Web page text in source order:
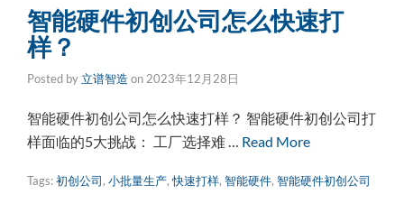
智能硬件初创公司怎么快速打
样？
Posted by 立谱智造 on 2023年12月28日
智能硬件初创公司怎么快速打样？ 智能硬件初创公司打
样面临的5大挑战： 工厂选择难 … Read More
Tags:初创公司, 小批量生产,快速打样, 智能硬件, 智能硬件初创公司